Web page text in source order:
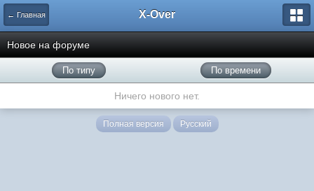
← Главная X-Over
Новое на форуме
По типу По времени
Ничего нового нет.
Полная версия Русский